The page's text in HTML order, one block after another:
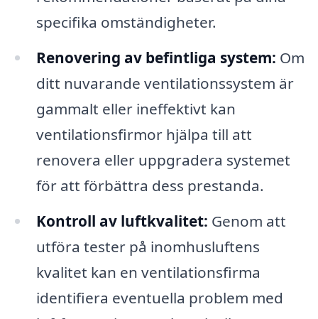
specifika omständigheter.
Renovering av befintliga system: Om
ditt nuvarande ventilationssystem är
gammalt eller ineffektivt kan
ventilationsfirmor hjälpa till att
renovera eller uppgradera systemet
för att förbättra dess prestanda.
Kontroll av luftkvalitet: Genom att
utföra tester på inomhusluftens
kvalitet kan en ventilationsfirma
identifiera eventuella problem med